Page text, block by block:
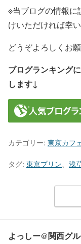
※当ブログの情報に
けいただければ幸い
どうぞよろしくお
ブログランキング
します↓
カテゴリー: 東京カフ
タグ: 東京プリン、 浅
よっしー@関西グ